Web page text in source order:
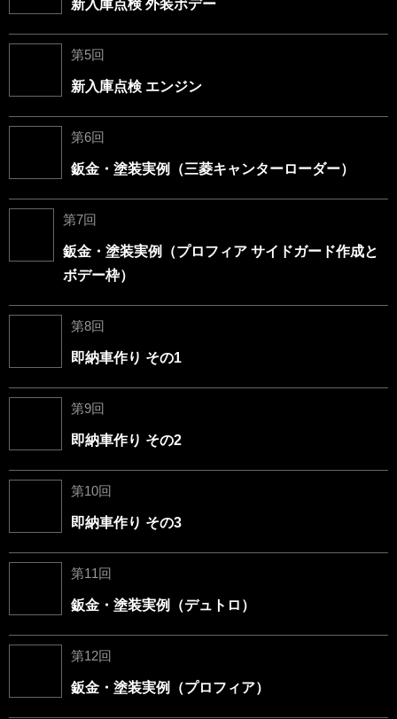
新入庫点検 外装ボデー
第5回
新入庫点検 エンジン
第6回
鈑金・塗装実例（三菱キャンターローダー）
第7回
鈑金・塗装実例（プロフィア サイドガード作成と
ボデー枠）
第8回
即納車作り その1
第9回
即納車作り その2
第10回
即納車作り その3
第11回
鈑金・塗装実例（デュトロ）
第12回
鈑金・塗装実例（プロフィア）